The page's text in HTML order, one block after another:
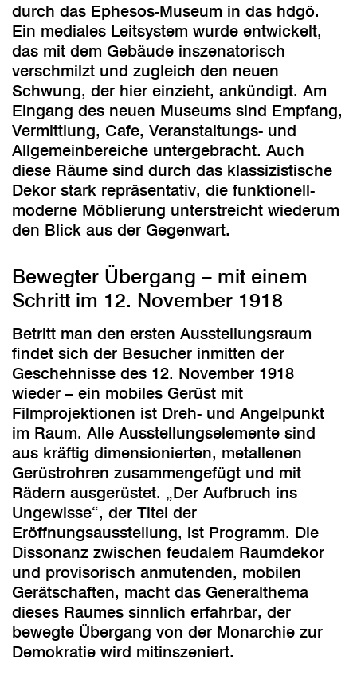
durch das Ephesos-Museum in das hdgö.
Ein mediales Leitsystem wurde entwickelt,
das mit dem Gebäude inszenatorisch
verschmilzt und zugleich den neuen
Schwung, der hier einzieht, ankündigt. Am
Eingang des neuen Museums sind Empfang,
Vermittlung, Cafe, Veranstaltungs- und
Allgemeinbereiche untergebracht. Auch
diese Räume sind durch das klassizistische
Dekor stark repräsentativ, die funktionell-
moderne Möblierung unterstreicht wiederum
den Blick aus der Gegenwart.
Bewegter Übergang – mit einem
Schritt im 12. November 1918
Betritt man den ersten Ausstellungsraum
findet sich der Besucher inmitten der
Geschehnisse des 12. November 1918
wieder – ein mobiles Gerüst mit
Filmprojektionen ist Dreh- und Angelpunkt
im Raum. Alle Ausstellungselemente sind
aus kräftig dimensionierten, metallenen
Gerüstrohren zusammengefügt und mit
Rädern ausgerüstet. „Der Aufbruch ins
Ungewisse“, der Titel der
Eröffnungsausstellung, ist Programm. Die
Dissonanz zwischen feudalem Raumdekor
und provisorisch anmutenden, mobilen
Gerätschaften, macht das Generalthema
dieses Raumes sinnlich erfahrbar, der
bewegte Übergang von der Monarchie zur
Demokratie wird mitinszeniert.